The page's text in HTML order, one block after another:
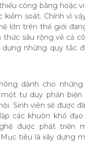
công bằng hoặc
soát. Chính vì
lớn trên thế giới
thức sâu rộng về cả
dựng những quy tắc
dành cho
tư duy phản biện
Sinh viên sẽ được
các khuôn khổ
được phát triển
tiêu là xây dựng